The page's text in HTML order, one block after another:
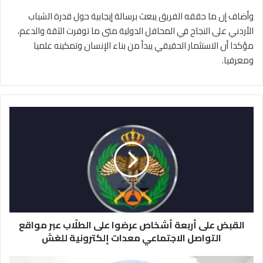
وأضاف إن ما حققه الفريق يبعث برسالة إيجابية حول قدرة الشباب
الأردني على النجاح في المحافل الدولية متى ما توفرت الثقة والدعم،
مؤكدا أن الاستثمار الحقيقي يبدأ من بناء الإنسان وتمكينه علميا
ومعرفيا.
أ
القبض على أربعة أشخاص عرضوا على الطلّاب عبر مواقع
التواصل الاجتماعي معدات إلكترونية للغش